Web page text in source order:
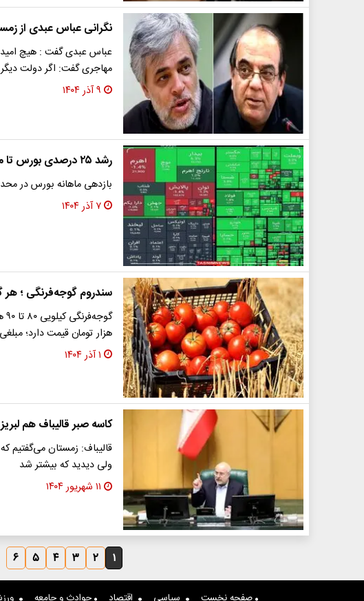
نگرانی عباس عبدی از زمستان
مهاجری گفت: اگر دولت دیگری بود جنگ
۹ آذر ۱۴۰۴
رشد ۲۵ درصدی بورس تا میانه‌های زمستان
بازدهی ماهانه بورس در
۷ آذر ۱۴۰۴
سندروم گوجه‌فرنگی ؛ هر گوجه 15
هزار تومان قیمت دارد؛ مبلغی معادل
۱ آذر ۱۴۰۴
کاسه صبر قالیباف هم
قالیباف: زمستان می‌گفتیم
ولی دیدید که بیشتر شد
۱۱ شهریور ۱۴۰۴
۱ ۲ ۳ ۴ ۵ ۶